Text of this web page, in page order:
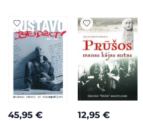
45,95 € 12,95 €